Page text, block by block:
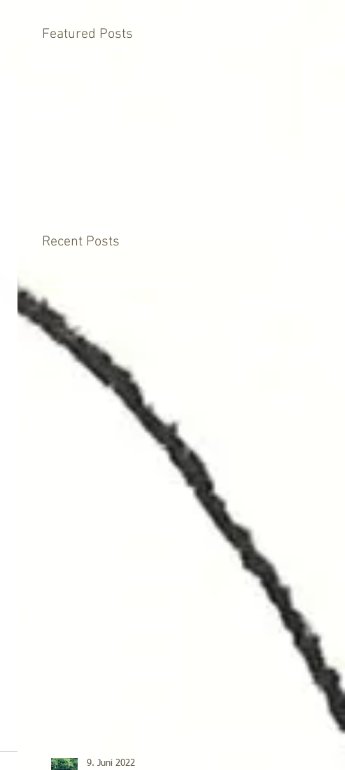
Featured Posts
Recent Posts
9. Juni 2022